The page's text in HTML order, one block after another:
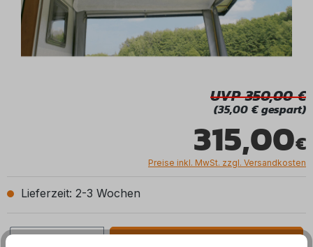
315,00
UVP 350,00
(35,00 € gespart)
Preise inkl. MwSt. zzgl. Versandkosten
Lieferzeit: 2-3 Wochen
Produkt Anzahl: Gib den gewünschten